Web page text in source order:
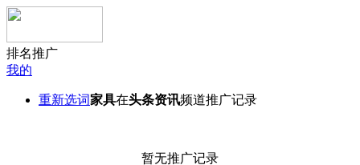
排名推广
我的
重新选词家具在头条资讯频道推广记录
暂无推广记录